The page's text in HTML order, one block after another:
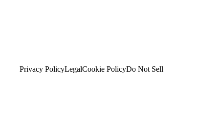
Privacy PolicyLegalCookie PolicyDo Not Sell